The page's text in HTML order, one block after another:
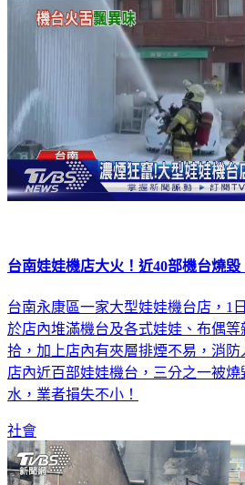
台南娃娃機店大火！近40部機台燒
台南永康區一家大型娃娃機台店，1
於店內堆滿機台及各式娃娃、布偶
拾，加上店內有夾層排煙不易，消防
店內近百部娃娃機台，三分之一被
水，業者損失不小！
社會